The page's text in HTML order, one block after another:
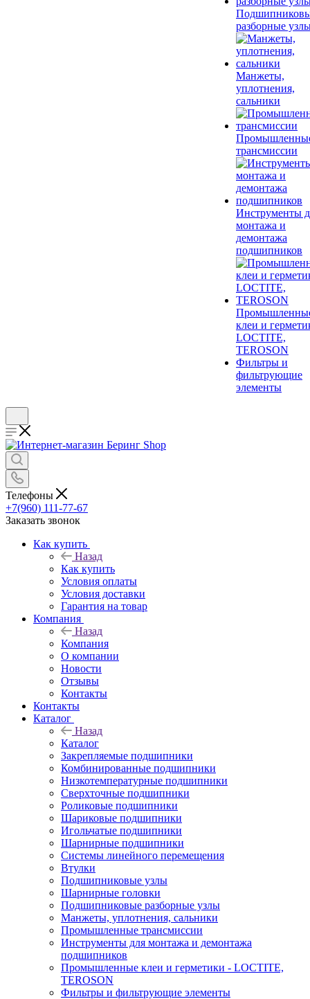
разборные
Манжеты,
уплотнения,
сальники
трансмиссии
Инструменты
монтажа и
демонтажа
подшипников
клеи и
LOCTITE,
TEROSON
Фильтры и
фильтрующие
элементы
Телефоны
+7(960) 111-77-67
Заказать звонок
Как купить
Назад
Как купить
Условия оплаты
Условия доставки
Гарантия на товар
Компания
Назад
Компания
О компании
Новости
Отзывы
Контакты
Контакты
Каталог
Назад
Каталог
Закрепляемые подшипники
Комбинированные подшипники
Низкотемпературные подшипники
Сверхточные подшипники
Роликовые подшипники
Шариковые подшипники
Игольчатые подшипники
Шарнирные подшипники
Системы линейного перемещения
Втулки
Подшипниковые узлы
Шарнирные головки
Подшипниковые разборные узлы
Манжеты, уплотнения, сальники
Промышленные трансмиссии
Инструменты для монтажа и демонтажа
подшипников
Промышленные клеи и герметики - LOCTITE,
TEROSON
Фильтры и фильтрующие элементы